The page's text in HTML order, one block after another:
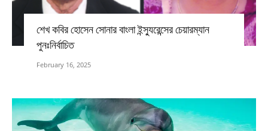
শেখ কবির হোসেন সোনার বাংলা ইন্স্যুরেন্সের চেয়ারম্যান
পুনঃনির্বাচিত
February 16, 2025